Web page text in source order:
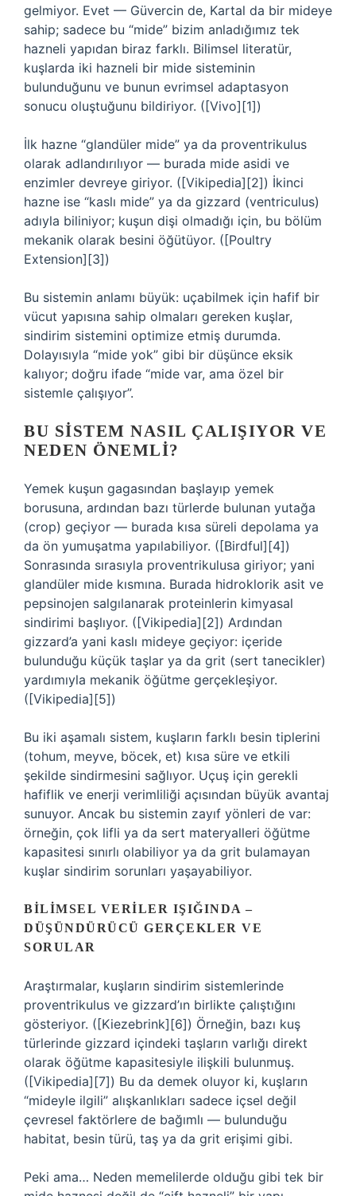
gelmiyor. Evet — Güvercin de, Kartal da bir mideye
sahip; sadece bu “mide” bizim anladığımız tek
hazneli yapıdan biraz farklı. Bilimsel literatür,
kuşlarda iki hazneli bir mide sisteminin
bulunduğunu ve bunun evrimsel adaptasyon
sonucu oluştuğunu bildiriyor. ([Vivo][1])
İlk hazne “glandüler mide” ya da proventrikulus
olarak adlandırılıyor — burada mide asidi ve
enzimler devreye giriyor. ([Vikipedia][2]) İkinci
hazne ise “kaslı mide” ya da gizzard (ventriculus)
adıyla biliniyor; kuşun dişi olmadığı için, bu bölüm
mekanik olarak besini öğütüyor. ([Poultry
Extension][3])
Bu sistemin anlamı büyük: uçabilmek için hafif bir
vücut yapısına sahip olmaları gereken kuşlar,
sindirim sistemini optimize etmiş durumda.
Dolayısıyla “mide yok” gibi bir düşünce eksik
kalıyor; doğru ifade “mide var, ama özel bir
sistemle çalışıyor”.
BU SISTEM NASIL ÇALIŞIYOR VE
NEDEN ÖNEMLI?
Yemek kuşun gagasından başlayıp yemek
borusuna, ardından bazı türlerde bulunan yutağa
(crop) geçiyor — burada kısa süreli depolama ya
da ön yumuşatma yapılabiliyor. ([Birdful][4])
Sonrasında sırasıyla proventrikulusa giriyor; yani
glandüler mide kısmına. Burada hidroklorik asit ve
pepsinojen salgılanarak proteinlerin kimyasal
sindirimi başlıyor. ([Vikipedia][2]) Ardından
gizzard’a yani kaslı mideye geçiyor: içeride
bulunduğu küçük taşlar ya da grit (sert tanecikler)
yardımıyla mekanik öğütme gerçekleşiyor.
([Vikipedia][5])
Bu iki aşamalı sistem, kuşların farklı besin tiplerini
(tohum, meyve, böcek, et) kısa süre ve etkili
şekilde sindirmesini sağlıyor. Uçuş için gerekli
hafiflik ve enerji verimliliği açısından büyük avantaj
sunuyor. Ancak bu sistemin zayıf yönleri de var:
örneğin, çok lifli ya da sert materyalleri öğütme
kapasitesi sınırlı olabiliyor ya da grit bulamayan
kuşlar sindirim sorunları yaşayabiliyor.
BILIMSEL VERILER IŞIĞINDA –
DÜŞÜNDÜRÜCÜ GERÇEKLER VE
SORULAR
Araştırmalar, kuşların sindirim sistemlerinde
proventrikulus ve gizzard’ın birlikte çalıştığını
gösteriyor. ([Kiezebrink][6]) Örneğin, bazı kuş
türlerinde gizzard içindeki taşların varlığı direkt
olarak öğütme kapasitesiyle ilişkili bulunmuş.
([Vikipedia][7]) Bu da demek oluyor ki, kuşların
“mideyle ilgili” alışkanlıkları sadece içsel değil
çevresel faktörlere de bağımlı — bulunduğu
habitat, besin türü, taş ya da grit erişimi gibi.
Peki ama… Neden memelilerde olduğu gibi tek bir